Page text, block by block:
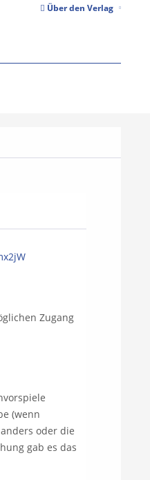
Über den Verlag
Zugang
(wenn
oder die
gab es das